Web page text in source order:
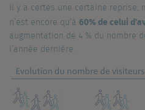
Il y a certes une certaine
n’est encore qu’à 60% de celui
augmentation de 4 % du nombre
l’année dernière.